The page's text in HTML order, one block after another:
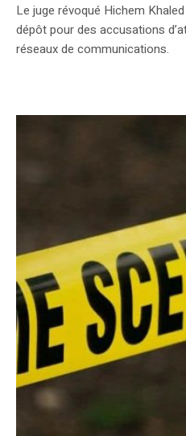
Le juge révoqué Hichem
dépôt pour des accusations
réseaux de communications.